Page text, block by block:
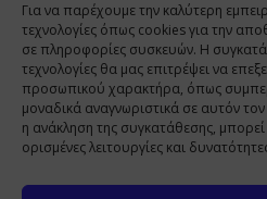
Για να παρέχουμε την καλύτερη
τεχνολογίες όπως cookies για την
σε πληροφορίες συσκευών. Η
τεχνολογίες θα μας επιτρέψει να
προσωπικού χαρακτήρα, όπως
μοναδικά αναγνωριστικά σε αυτόν
η ανάκληση της συγκατάθεσης,
ορισμένες λειτουργίες και
www.PharmaManage.gr •
•
www.GreekShares.com
PharmaManage.gr •